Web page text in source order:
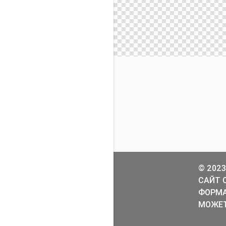
© 2023
САЙТ